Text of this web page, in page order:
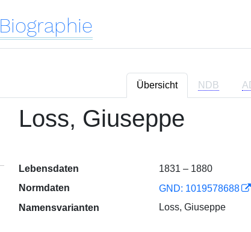
Biographie
Übersicht NDB
Loss, Giuseppe
Lebensdaten
1831 – 1880
Normdaten
GND: 1019578688
Namensvarianten
Loss, Giuseppe